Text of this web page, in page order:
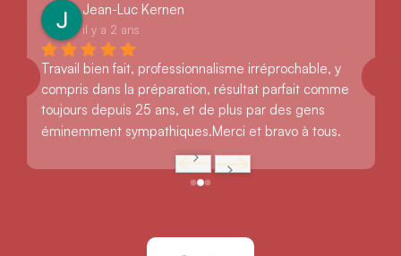
Jean-Luc Kernen
il y a 2 ans
Travail bien fait, professionnalisme irréprochable, y
compris dans la préparation, résultat parfait comme
toujours depuis 25 ans, et de plus par des gens
éminemment sympathiques.Merci et bravo à tous.